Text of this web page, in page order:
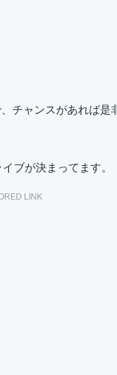
チャンスがあれば是
ブが決まってます。
LINK